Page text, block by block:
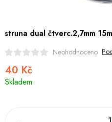
Novinky
World Cleanup Day
40 Kč
Skladem
struna dual čtverc.2,7mm
Neohodnoceno